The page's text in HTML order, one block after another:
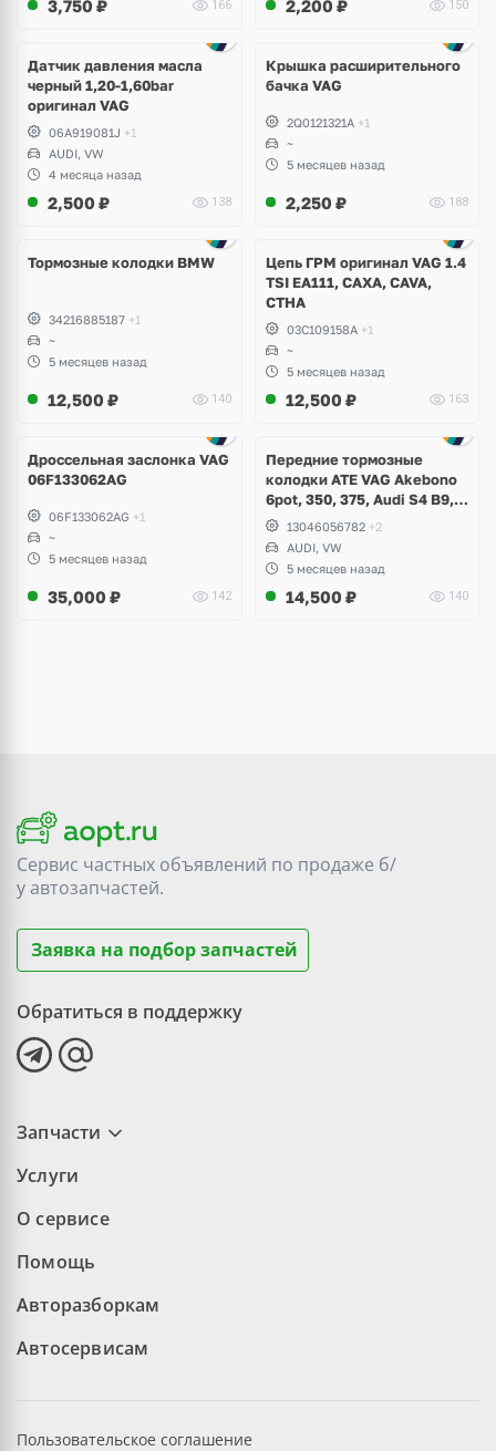
3,750 ₽ 166 2,200 ₽ 150
Датчик давления масла
черный 1,20-1,60bar
оригинал VAG
06A919081J +1
AUDI, VW
4 месяца назад
2,500 ₽ 138
Крышка расширительного
бачка VAG
2Q0121321A +1
~
5 месяцев назад
2,250 ₽ 188
Тормозные колодки BMW
34216885187 +1
~
5 месяцев назад
12,500 ₽ 140
Цепь ГРМ оригинал VAG 1.4
TSI EA111, CAXA, CAVA,
CTHA
03C109158A +1
~
5 месяцев назад
12,500 ₽ 163
Дроссельная заслонка VAG
06F133062AG
06F133062AG +1
~
5 месяцев назад
35,000 ₽ 142
Передние тормозные
колодки ATE VAG Akebono
6pot, 350, 375, Audi S4 B9,
S5, A6 C8, A7, Q7, Q8,
Volkswagen Touareg
13046056782 +2
AUDI, VW
5 месяцев назад
14,500 ₽ 140
Сервис частных объявлений по продаже б/
уавтозапчастей.
Заявка на подбор запчастей
Обратиться в поддержку
Запчасти
Услуги
О сервисе
Помощь
Авторазборкам
Автосервисам
Пользовательское соглашение